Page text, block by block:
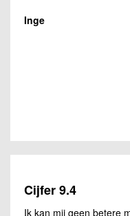
Inge
Cijfer 9.4
Ik kan mij geen betere